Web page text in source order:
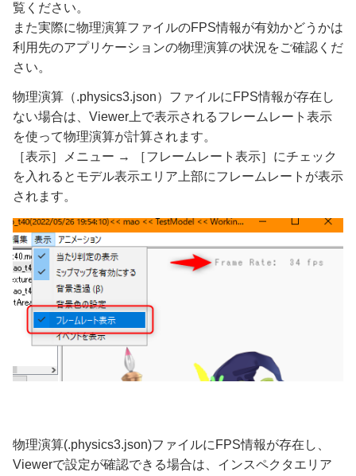
覧ください。
また実際に物理演算ファイルのFPS情報が有効かどうかは
利用先のアプリケーションの物理演算の状況をご確認くだ
さい。
物理演算（.physics3.json）ファイルにFPS情報が存在し
ない場合は、Viewer上で表示されるフレームレート表示
を使って物理演算が計算されます。
［表示］メニュー → ［フレームレート表示］にチェック
を入れるとモデル表示エリア上部にフレームレートが表示
されます。
物理演算(.physics3.json)ファイルにFPS情報が存在し、
Viewerで設定が確認できる場合は、インスペクタエリア